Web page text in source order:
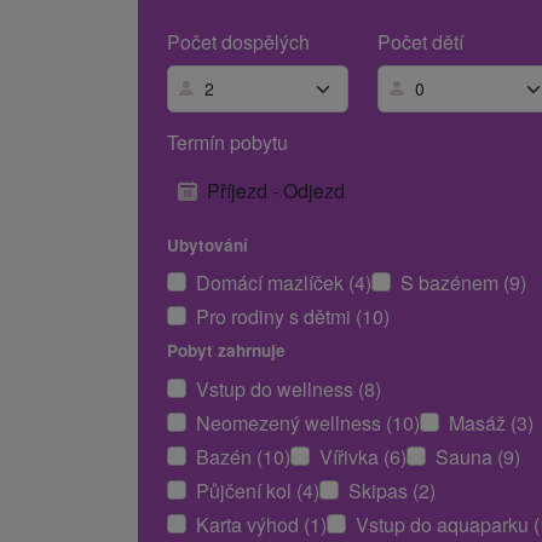
Počet dospělých
Počet dětí
Termín pobytu
Příjezd - Odjezd
Ubytování
Domácí mazlíček (4)
S bazénem (9)
Pro rodiny s dětmi (10)
Pobyt zahrnuje
Vstup do wellness (8)
Neomezený wellness (10)
Masáž (3)
Bazén (10)
Vířivka (6)
Sauna (9)
Půjčení kol (4)
Skipas (2)
Karta výhod (1)
Vstup do aquaparku